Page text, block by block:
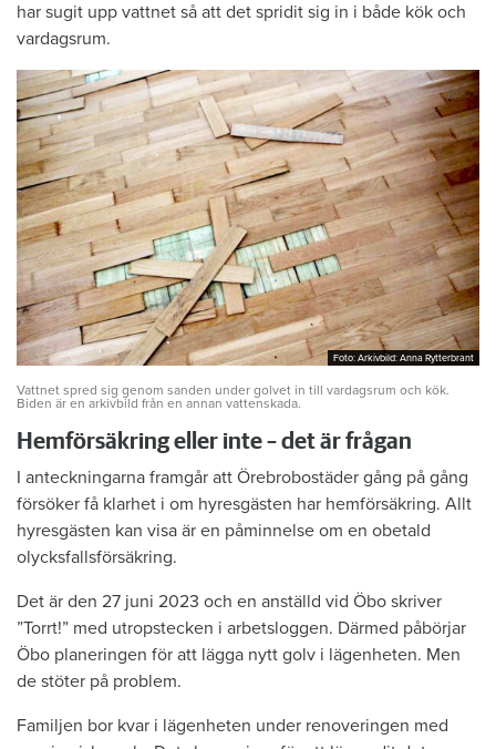
har sugit upp vattnet så att det spridit sig in i både kök och
vardagsrum.
Foto: Arkivbild: Anna Rytterbrant
Foto: Arkivbild: Anna Rytterbrant
Vattnet spred sig genom sanden under golvet in till vardagsrum och kök.
Biden är en arkivbild från en annan vattenskada.
Hemförsäkring eller inte – det är frågan
I anteckningarna framgår att Örebrobostäder gång på gång
försöker få klarhet i om hyresgästen har hemförsäkring. Allt
hyresgästen kan visa är en påminnelse om en obetald
olycksfallsförsäkring.
Det är den 27 juni 2023 och en anställd vid Öbo skriver
”Torrt!” med utropstecken i arbetsloggen. Därmed påbörjar
Öbo planeringen för att lägga nytt golv i lägenheten. Men
de stöter på problem.
Familjen bor kvar i lägenheten under renoveringen med